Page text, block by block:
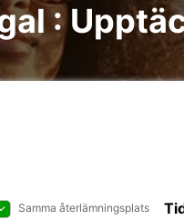
:
Samma återlämningsplats